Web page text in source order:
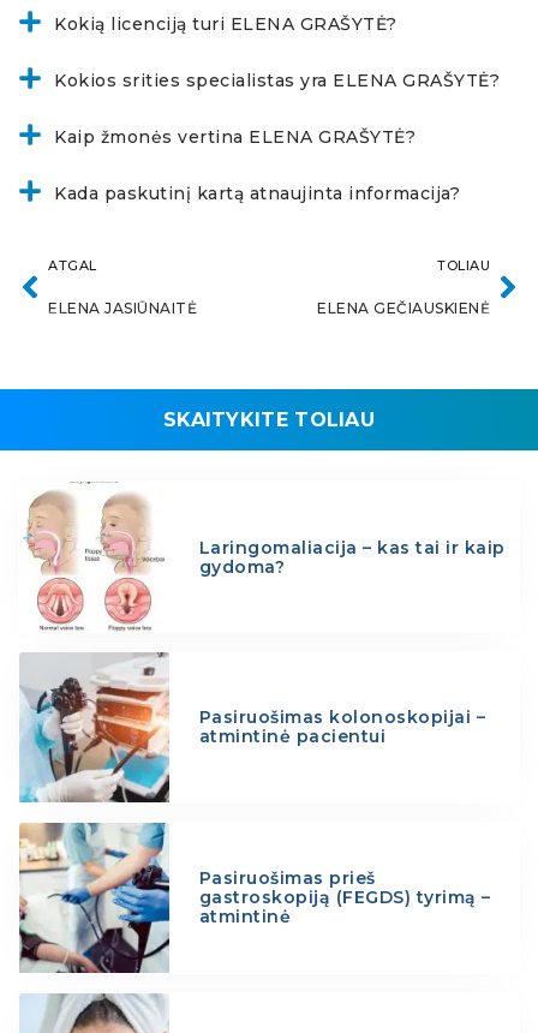
Kokią licenciją turi ELENA GRAŠYTĖ?
Kokios srities specialistas yra ELENA GRAŠYTĖ?
Kaip žmonės vertina ELENA GRAŠYTĖ?
Kada paskutinį kartą atnaujinta informacija?
ATGAL
ELENA JASIŪNAITĖ
TOLIAU
ELENA GEČIAUSKIENĖ
SKAITYKITE TOLIAU
Laringomaliacija – kas tai ir kaip
gydoma?
Pasiruošimas kolonoskopijai –
atmintinė pacientui
Pasiruošimas prieš
gastroskopiją (FEGDS) tyrimą –
atmintinė